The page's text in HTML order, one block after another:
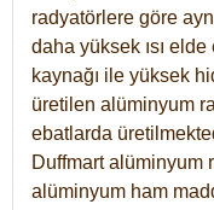
radyatörlere göre
daha yüksek ısı
kaynağı ile yüksek
üretilen alüminyum
ebatlarda
Duffmart alüminyum
alüminyum ham